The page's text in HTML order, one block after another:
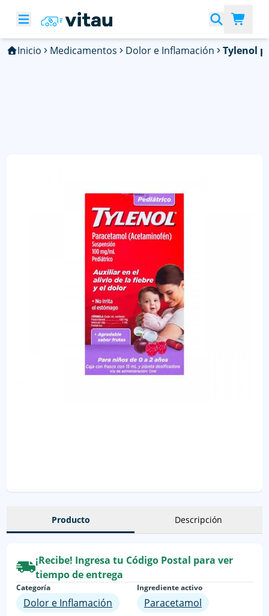
Inicio Medicamentos Dolor e Inflamación Tylenol
Producto Descripción
¡Recibe! Ingresa tu Código Postal para ver
tiempo de entrega
Categoría
Dolor e Inflamación
Ingrediente activo
Paracetamol